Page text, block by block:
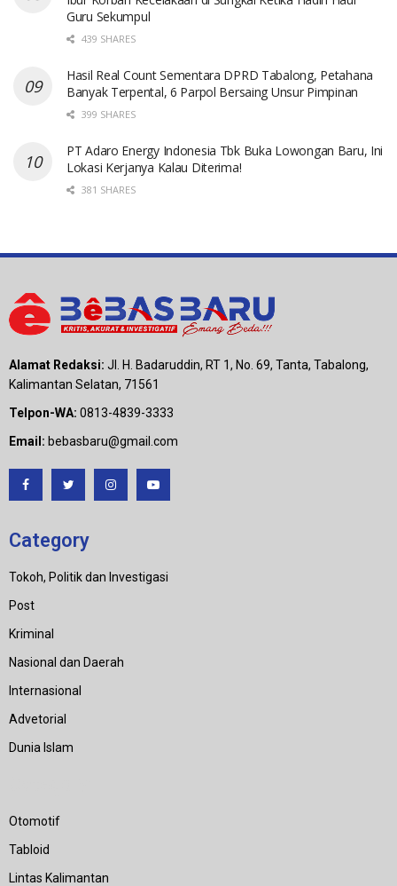
Guru Sekumpul
439 SHARES
Hasil Real Count Sementara DPRD Tabalong, Petahana
Banyak Terpental, 6 Parpol Bersaing Unsur Pimpinan
399 SHARES
PT Adaro Energy Indonesia Tbk Buka Lowongan Baru, Ini
Lokasi Kerjanya Kalau Diterima!
381 SHARES
Alamat Redaksi: Jl. H. Badaruddin, RT 1, No. 69, Tanta, Tabalong,
Kalimantan Selatan, 71561
Telpon-WA: 0813-4839-3333
Email: bebasbaru@gmail.com
Category
Tokoh, Politik dan Investigasi
Post
Kriminal
Nasional dan Daerah
Internasional
Advetorial
Dunia Islam
Otomotif
Tabloid
Lintas Kalimantan